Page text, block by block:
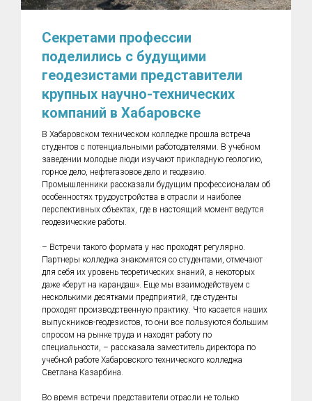
Секретами профессии
поделились с будущими
геодезистами представители
крупных научно-технических
компаний в Хабаровске
В Хабаровском техническом колледже прошла встреча
студентов с потенциальными работодателями. В учебном
заведении молодые люди изучают прикладную геологию,
горное дело, нефтегазовое дело и геодезию.
Промышленники рассказали будущим профессионалам об
особенностях трудоустройства в отрасли и наиболее
перспективных объектах, где в настоящий момент ведутся
геодезические работы.
– Встречи такого формата у нас проходят регулярно.
Партнеры колледжа знакомятся со студентами, отмечают
для себя их уровень теоретических знаний, а некоторых
даже «берут на карандаш». Еще мы взаимодействуем с
несколькими десятками предприятий, где студенты
проходят производственную практику. Что касается наших
выпускников-геодезистов, то они все пользуются большим
спросом на рынке труда и находят работу по
специальности, – рассказала заместитель директора по
учебной работе Хабаровского технического колледжа
Светлана Казарбина.
Во время встречи представители отрасли не только